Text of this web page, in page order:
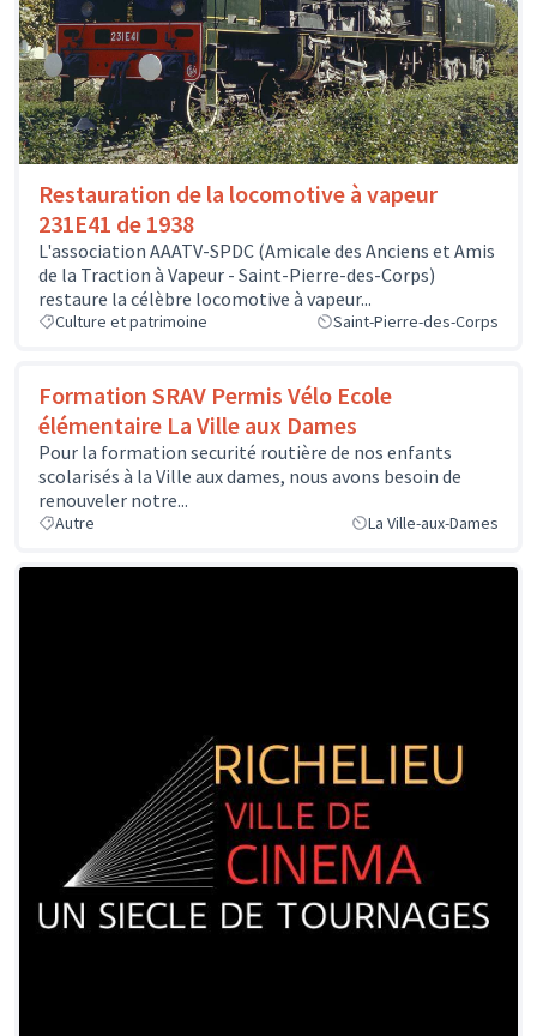
Restauration de la locomotive à vapeur
231E41 de 1938
L'association AAATV-SPDC (Amicale des Anciens et Amis
de la Traction à Vapeur - Saint-Pierre-des-Corps)
restaure la célèbre locomotive à vapeur...
Culture et patrimoine Saint-Pierre-des-Corps
Formation SRAV Permis Vélo Ecole
élémentaire La Ville aux Dames
Pour la formation securité routière de nos enfants
scolarisés à la Ville aux dames, nous avons besoin de
renouveler notre...
Autre La Ville-aux-Dames